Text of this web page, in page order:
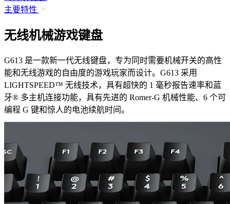
主要特性
无线机械游戏键盘
G613 是一款新一代无线键盘，专为同时需要机械开关的高性
能和无线游戏的自由度的游戏玩家而设计。G613 采用
LIGHTSPEED™ 无线技术，具有超快的 1 毫秒报告速率和蓝
牙® 多主机连接功能，具有先进的 Romer-G 机械性能、6 个可
编程 G 键和惊人的电池续航时间。